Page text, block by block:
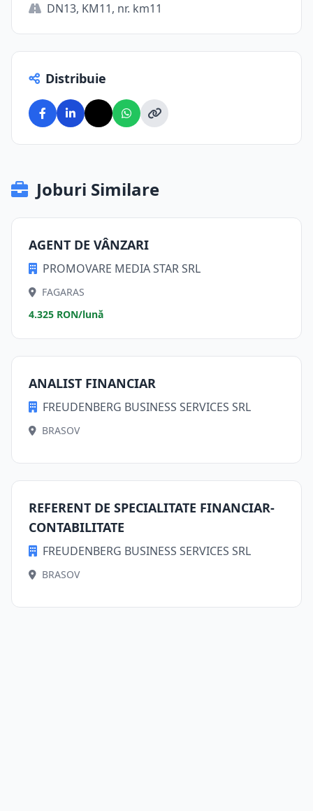
DN13, KM11, nr. km11
Distribuie
Joburi Similare
AGENT DE VÂNZARI
PROMOVARE MEDIA STAR SRL
FAGARAS
4.325 RON/lună
ANALIST FINANCIAR
FREUDENBERG BUSINESS SERVICES SRL
BRASOV
REFERENT DE SPECIALITATE FINANCIAR-
CONTABILITATE
FREUDENBERG BUSINESS SERVICES SRL
BRASOV